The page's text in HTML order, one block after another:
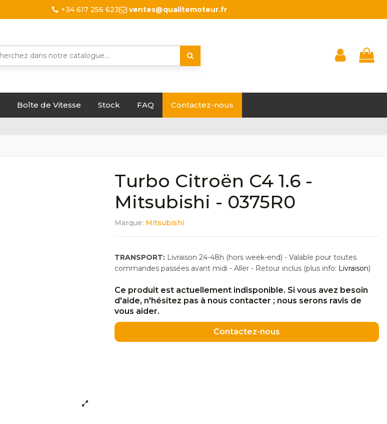
+34 617 256 623 ventes@qualitemoteur.fr
Boîte de Vitesse Stock FAQ Contactez-nous
Turbo Citroën C4 1.6 -
Mitsubishi - 0375R0
Marque: Mitsubishi
TRANSPORT: Livraison 24-48h (hors week-end) - Valable pour toutes
commandes passées avant midi - Aller - Retour inclus (plus info: Livraison)
Ce produit est actuellement indisponible. Si vous avez besoin
d'aide, n'hésitez pas à nous contacter ; nous serons ravis de
vous aider.
Contactez-nous